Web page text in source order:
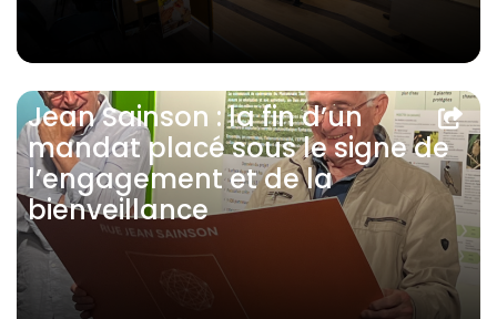
Jean Sainson : la fin d’un
mandat placé sous le signe de
l’engagement et de la
bienveillance